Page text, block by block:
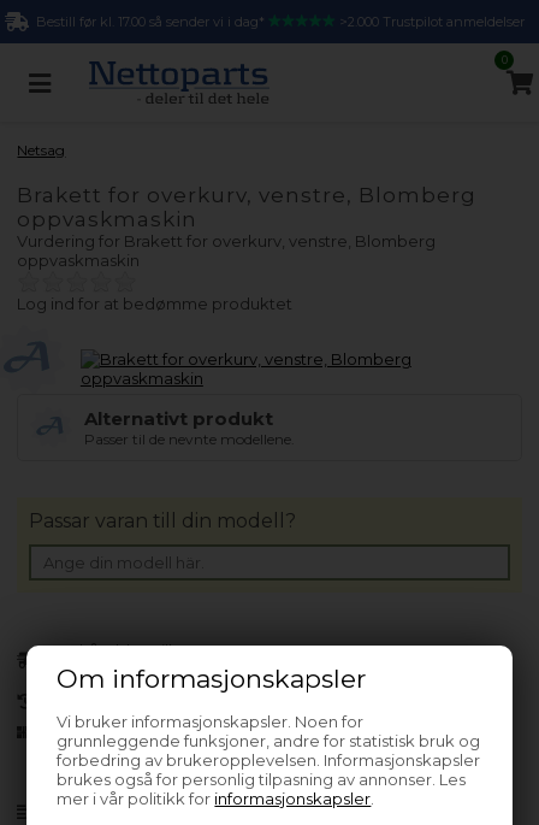
Om informasjonskapsler
Vi bruker informasjonskapsler. Noen for
grunnleggende funksjoner, andre for statistisk bruk og
forbedring av brukeropplevelsen. Informasjonskapsler
brukes også for personlig tilpasning av annonser. Les
mer i vår politikk for informasjonskapsler
Bestill før kl. 17.00 så sender vi i dag* >2.000 Trustpilot anmeldelser
0
Netsag
Brakett for overkurv, venstre, Blomberg
oppvaskmaskin
Vurdering for Brakett for overkurv, venstre, Blomberg
oppvaskmaskin
Log ind for at bedømme produktet
Alternativt produkt
Passer til de nevnte modellene.
Produktinfo Spørsmål om varen?
Forhåndsbestill
(Lev. 4-6 virkedager.
Les her
)
Siden 2013
Passar varan till din modell?